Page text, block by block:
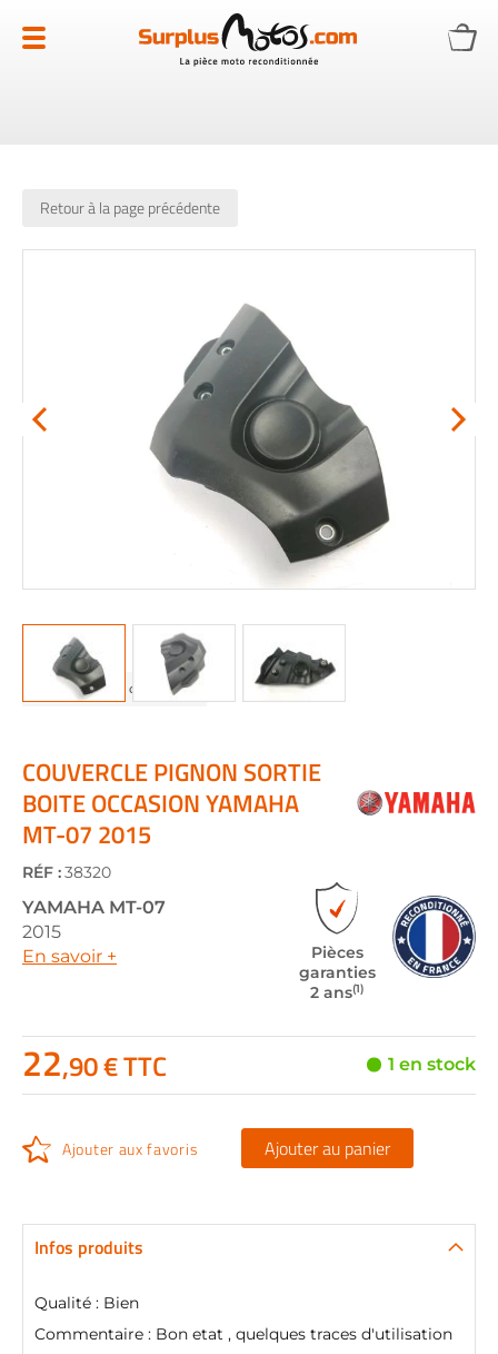
au
contenu
Retour à la page précédente
gallery
the
beginning
of
the
images
gallery
COUVERCLE PIGNON SORTIE
BOITE OCCASION YAMAHA
MT-07 2015
RÉF :38320
YAMAHA MT-07
2015
En savoir +
Pièces
garanties
2 ans(1)
22,90 € TTC 1 en stock
Ajouter aux favoris Ajouter au panier
Infos produits
Qualité : Bien
Commentaire : Bon etat , quelques traces d'utilisation